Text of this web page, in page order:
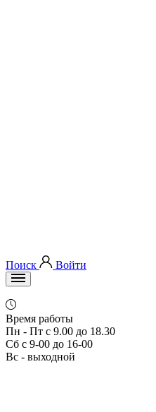
Поиск Войти
Время работы
Пн - Пт с 9.00 до 18.30
Сб с 9-00 до 16-00
Вс - выходной